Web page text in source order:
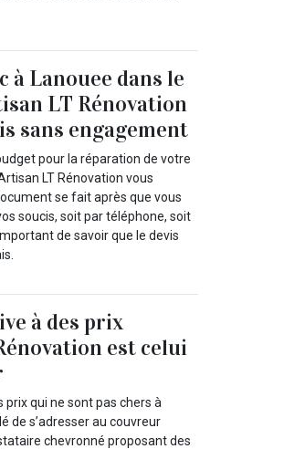
à Lanouee dans le
LT Rénovation
sans engagement
pour la réparation de votre
LT Rénovation vous
se fait après que vous
soucis, soit par téléphone, soit
de savoir que le devis
à des prix
est celui
prix qui ne sont pas chers à
de s’adresser au couvreur
chevronné proposant des